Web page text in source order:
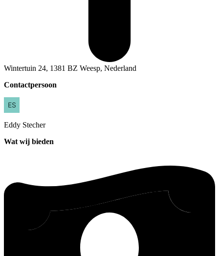
Wintertuin 24, 1381 BZ Weesp, Nederland
Contactpersoon
Eddy Stecher
Wat wij bieden